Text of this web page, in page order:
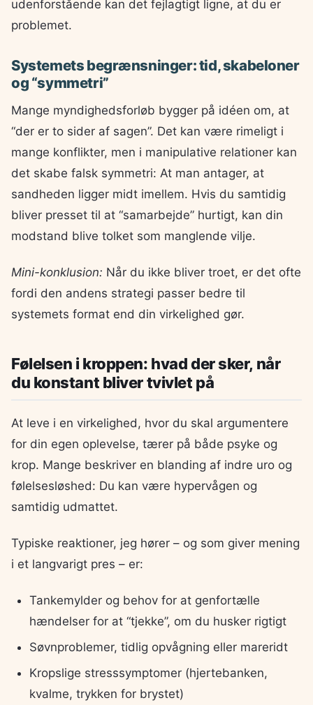
udenforstående kan det fejlagtigt ligne, at du er
problemet.
Systemets begrænsninger: tid, skabeloner
og “symmetri”
Mange myndighedsforløb bygger på idéen om, at
“der er to sider af sagen”. Det kan være rimeligt i
mange konflikter, men i manipulative relationer kan
det skabe falsk symmetri: At man antager, at
sandheden ligger midt imellem. Hvis du samtidig
bliver presset til at “samarbejde” hurtigt, kan din
modstand blive tolket som manglende vilje.
Mini-konklusion: Når du ikke bliver troet, er det ofte
fordi den andens strategi passer bedre til
systemets format end din virkelighed gør.
Følelsen i kroppen: hvad der sker, når
du konstant bliver tvivlet på
At leve i en virkelighed, hvor du skal argumentere
for din egen oplevelse, tærer på både psyke og
krop. Mange beskriver en blanding af indre uro og
følelsesløshed: Du kan være hypervågen og
samtidig udmattet.
Typiske reaktioner, jeg hører – og som giver mening
i et langvarigt pres – er:
Tankemylder og behov for at genfortælle
hændelser for at “tjekke”, om du husker rigtigt
Søvnproblemer, tidlig opvågning eller mareridt
Kropslige stresssymptomer (hjertebanken,
kvalme, trykken for brystet)